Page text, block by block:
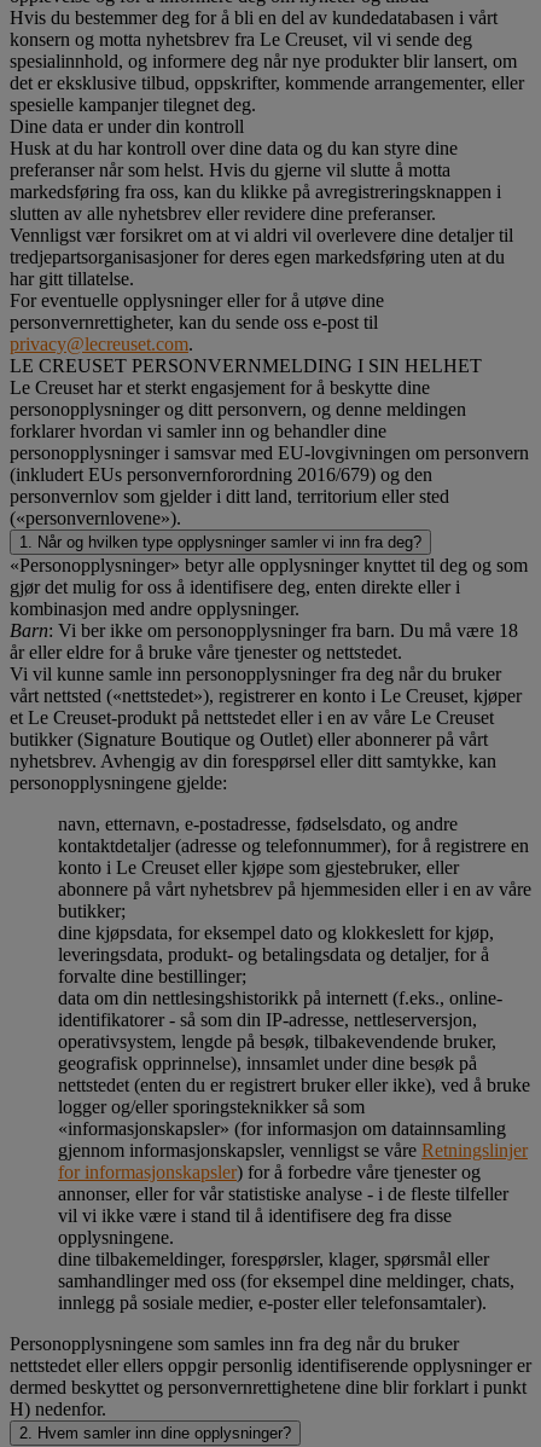
Hvis du bestemmer deg for å bli en del av kundedatabasen i vårt
konsern og motta nyhetsbrev fra Le Creuset, vil vi sende deg
spesialinnhold, og informere deg når nye produkter blir lansert, om
det er eksklusive tilbud, oppskrifter, kommende arrangementer, eller
spesielle kampanjer tilegnet deg.
Dine data er under din kontroll
Husk at du har kontroll over dine data og du kan styre dine
preferanser når som helst. Hvis du gjerne vil slutte å motta
markedsføring fra oss, kan du klikke på avregistreringsknappen i
slutten av alle nyhetsbrev eller revidere dine preferanser.
Vennligst vær forsikret om at vi aldri vil overlevere dine detaljer til
tredjepartsorganisasjoner for deres egen markedsføring uten at du
har gitt tillatelse.
For eventuelle opplysninger eller for å utøve dine
personvernrettigheter, kan du sende oss e-post til
privacy@lecreuset.com.
LE CREUSET PERSONVERNMELDING I SIN HELHET
Le Creuset har et sterkt engasjement for å beskytte dine
personopplysninger og ditt personvern, og denne meldingen
forklarer hvordan vi samler inn og behandler dine
personopplysninger i samsvar med EU-lovgivningen om personvern
(inkludert EUs personvernforordning 2016/679) og den
personvernlov som gjelder i ditt land, territorium eller sted
(«personvernlovene»).
1. Når og hvilken type opplysninger samler vi inn fra deg?
«Personopplysninger» betyr alle opplysninger knyttet til deg og som
gjør det mulig for oss å identifisere deg, enten direkte eller i
kombinasjon med andre opplysninger.
Barn: Vi ber ikke om personopplysninger fra barn. Du må være 18
år eller eldre for å bruke våre tjenester og nettstedet.
Vi vil kunne samle inn personopplysninger fra deg når du bruker
vårt nettsted («nettstedet»), registrerer en konto i Le Creuset, kjøper
et Le Creuset-produkt på nettstedet eller i en av våre Le Creuset
butikker (Signature Boutique og Outlet) eller abonnerer på vårt
nyhetsbrev. Avhengig av din forespørsel eller ditt samtykke, kan
personopplysningene gjelde:
navn, etternavn, e-postadresse, fødselsdato, og andre
kontaktdetaljer (adresse og telefonnummer), for å registrere en
konto i Le Creuset eller kjøpe som gjestebruker, eller
abonnere på vårt nyhetsbrev på hjemmesiden eller i en av våre
butikker;
dine kjøpsdata, for eksempel dato og klokkeslett for kjøp,
leveringsdata, produkt- og betalingsdata og detaljer, for å
forvalte dine bestillinger;
data om din nettlesingshistorikk på internett (f.eks., online-
identifikatorer - så som din IP-adresse, nettleserversjon,
operativsystem, lengde på besøk, tilbakevendende bruker,
geografisk opprinnelse), innsamlet under dine besøk på
nettstedet (enten du er registrert bruker eller ikke), ved å bruke
logger og/eller sporingsteknikker så som
«informasjonskapsler» (for informasjon om datainnsamling
gjennom informasjonskapsler, vennligst se våre Retningslinjer
for informasjonskapsler) for å forbedre våre tjenester og
annonser, eller for vår statistiske analyse - i de fleste tilfeller
vil vi ikke være i stand til å identifisere deg fra disse
opplysningene.
dine tilbakemeldinger, forespørsler, klager, spørsmål eller
samhandlinger med oss (for eksempel dine meldinger, chats,
innlegg på sosiale medier, e-poster eller telefonsamtaler).
Personopplysningene som samles inn fra deg når du bruker
nettstedet eller ellers oppgir personlig identifiserende opplysninger er
dermed beskyttet og personvernrettighetene dine blir forklart i punkt
H) nedenfor.
2. Hvem samler inn dine opplysninger?